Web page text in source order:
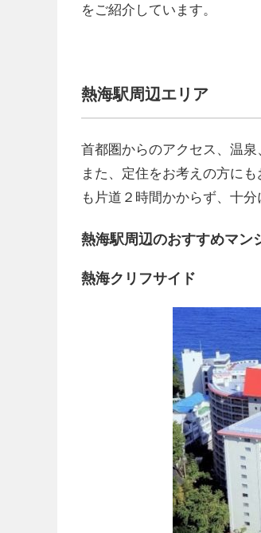
をご紹介しています。
熱海駅周辺エリア
首都圏からのアクセス、温
また、定住をお考えの方に
も片道２時間かからず、十分
熱海駅周辺のおすすめマン
熱海クリフサイド